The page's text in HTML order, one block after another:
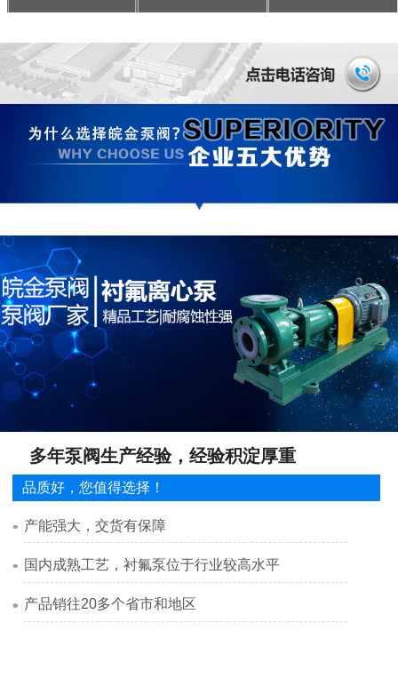
多年泵阀生产经验，经验积淀厚重
品质好，您值得选择！
产能强大，交货有保障
国内成熟工艺，衬氟泵位于行业较高水平
产品销往20多个省市和地区